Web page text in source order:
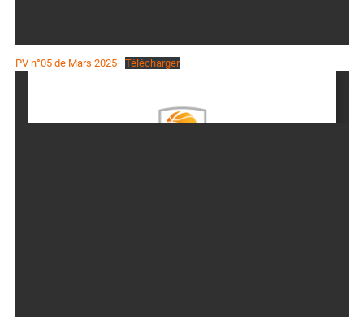
PV n°05 de Mars 2025 Télécharger